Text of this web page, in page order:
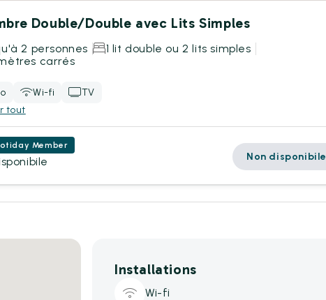
Double/Double avec Lits Simples
2 personnes
1 lit double ou 2 lits simples
carrés
Wi-fi
TV
tout
Member
Non disponibile
Installations
Wi-fi